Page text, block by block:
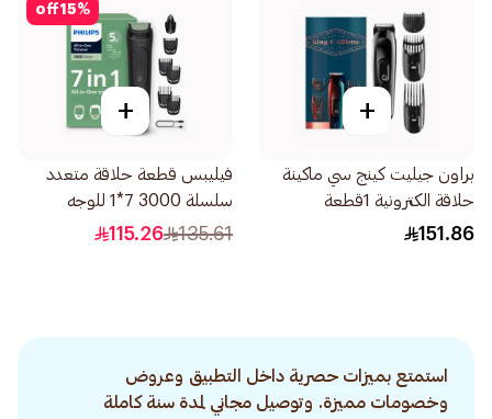
+
براون جيليت كينج سي ماكينة
حلاقة الكترونية 1قطعة
151.86
15%
off
+
فيليبس قطعة حلاقة متعدد
سلسلة 3000 7*1 للوجه
والشعر 1قطعة
135.61
115.26
استمتع بميزات حصرية داخل التطبيق وعروض
وخصومات مميزة. وتوصيل مجاني لمدة سنة كاملة